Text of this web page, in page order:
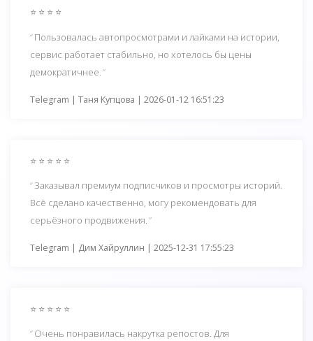
⭐ ⭐ ⭐ ⭐
Пользовалась автопросмотрами и лайками на истории,
сервис работает стабильно, но хотелось бы цены
демократичнее.
Telegram | Таня Купцова | 2026-01-12 16:51:23
⭐ ⭐ ⭐ ⭐ ⭐
Заказывал премиум подписчиков и просмотры историй.
Всё сделано качественно, могу рекомендовать для
серьёзного продвижения.
Telegram | Дим Хайруллин | 2025-12-31 17:55:23
⭐ ⭐ ⭐ ⭐ ⭐
Очень понравилась накрутка репостов. Для